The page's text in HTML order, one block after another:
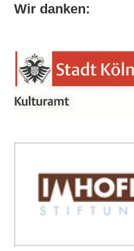
Wir danken: